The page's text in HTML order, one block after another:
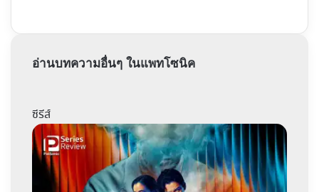
อ่านบทความอื่นๆ ในแพทโซนิค
ซีรีส์